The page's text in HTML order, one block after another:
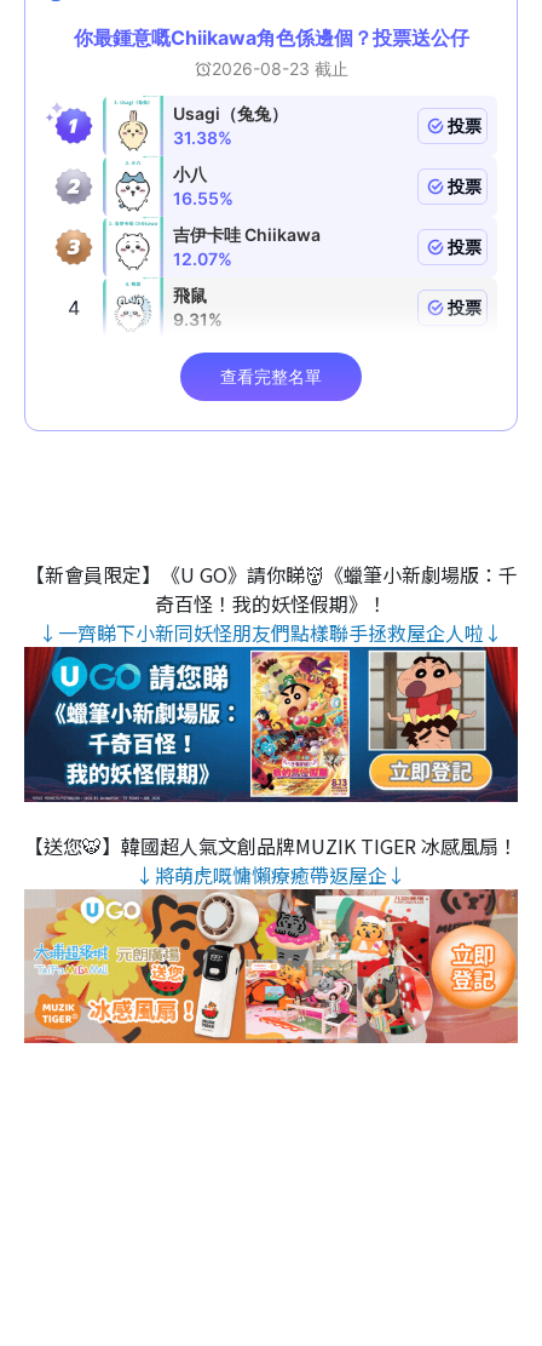
【新會員限定】《U GO》請你睇👹《蠟筆小新劇場版：千
奇百怪！我的妖怪假期》！
↓一齊睇下小新同妖怪朋友們點樣聯手拯救屋企人啦↓
【送您🐯】韓國超人氣文創品牌MUZIK TIGER 冰感風扇！
↓將萌虎嘅慵懶療癒帶返屋企↓